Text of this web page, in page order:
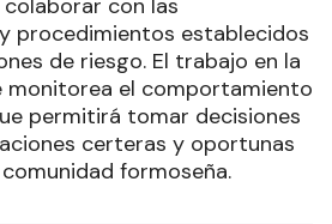
con las
procedimientos establecidos
de riesgo. El trabajo en la
monitorea el comportamiento
permitirá tomar decisiones
certeras y oportunas
formoseña.